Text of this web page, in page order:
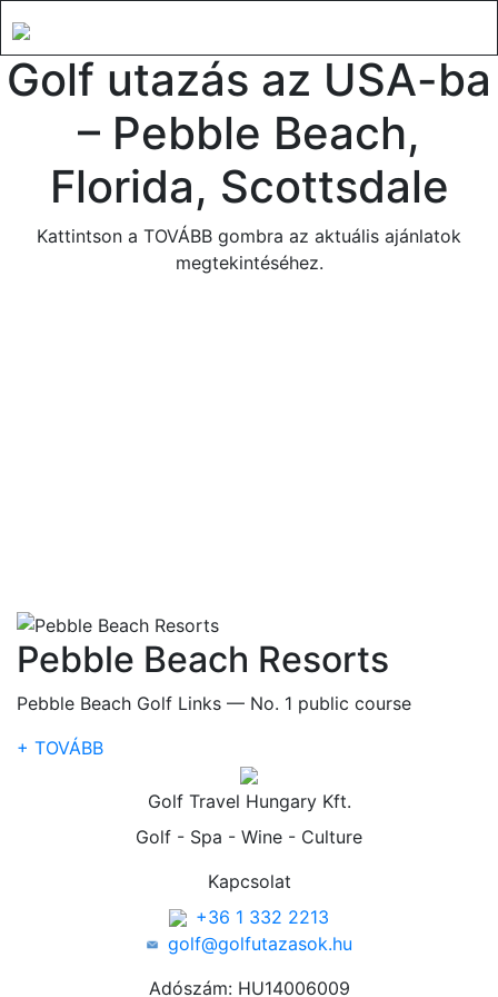
Golf utazás az USA-ba
– Pebble Beach,
Florida, Scottsdale
Kattintson a TOVÁBB gombra az aktuális ajánlatok
megtekintéséhez.
Pebble Beach Resorts
Pebble Beach Golf Links — No. 1 public course
+ TOVÁBB
Golf Travel Hungary Kft.
Golf - Spa - Wine - Culture
Kapcsolat
+36 1 332 2213
golf@golfutazasok.hu
Adószám: HU14006009